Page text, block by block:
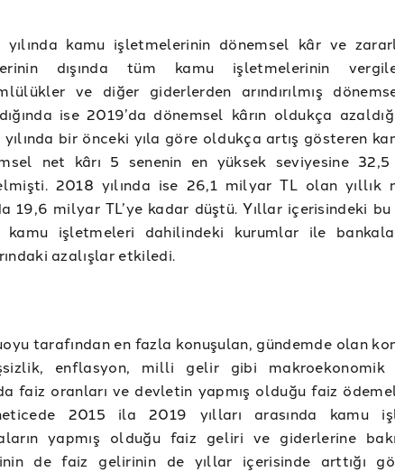
yılında kamu işletmelerinin dönemsel kâr ve
dışında tüm kamu işletmelerinin
ve diğer giderlerden arındırılmış
ise 2019’da dönemsel kârın oldukça
bir önceki yıla göre oldukça artış gösteren
net kârı 5 senenin en yüksek seviyesine 32,5
2018 yılında ise 26,1 milyar TL olan yıllık
19,6 milyar TL’ye kadar düştü. Yıllar içerisindeki
kamu işletmeleri dahilindeki kurumlar ile
azalışlar etkiledi.
tarafından en fazla konuşulan, gündemde olan
enflasyon, milli gelir gibi makroekonomik
faiz oranları ve devletin yapmış olduğu faiz
2015 ila 2019 yılları arasında kamu
yapmış olduğu faiz geliri ve giderlerine
de faiz gelirinin de yıllar içerisinde arttığı